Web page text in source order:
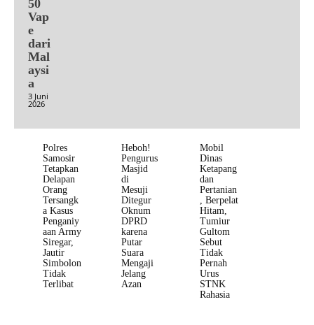
50
Vap
e
dari
Mal
aysi
a
3 Juni
2026
Polres
Samosir
Tetapkan
Delapan
Orang
Tersangk
a Kasus
Penganiy
aan Army
Siregar,
Jautir
Simbolon
Tidak
Terlibat
Heboh!
Pengurus
Masjid
di
Mesuji
Ditegur
Oknum
DPRD
karena
Putar
Suara
Mengaji
Jelang
Azan
Mobil
Dinas
Ketapang
dan
Pertanian
, Berpelat
Hitam,
Tumiur
Gultom
Sebut
Tidak
Pernah
Urus
STNK
Rahasia